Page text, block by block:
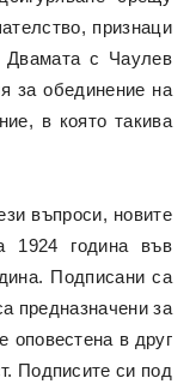
признаци
Двамата с Чаулев
за обединение на
в която такива
въпроси, новите
1924 година във
Подписани са
предназначени за
оповестена в друг
Подписите си под